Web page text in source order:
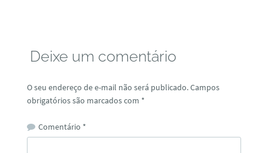
Deixe um comentário
O seu endereço de e-mail não será publicado.Campos
obrigatórios são marcados com *
Comentário *